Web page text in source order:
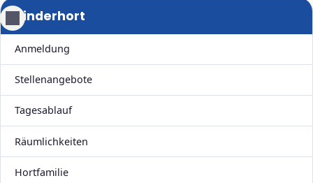
Kinderhort
Navigation überspringen
Anmeldung
Stellenangebote
Tagesablauf
Räumlichkeiten
Hortfamilie